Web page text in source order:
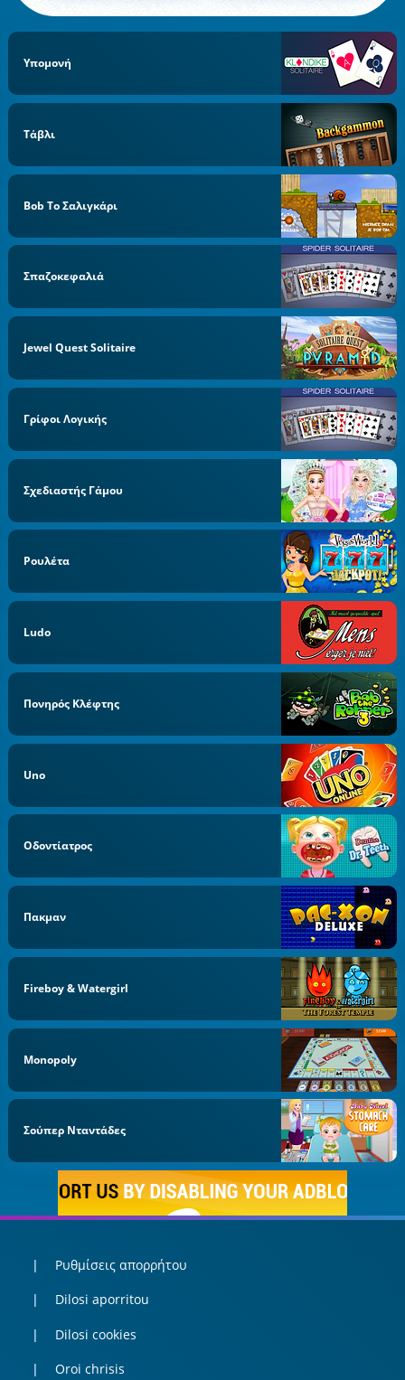
Υπομονή
Τάβλι
Bob Το Σαλιγκάρι
Σπαζοκεφαλιά
Jewel Quest Solitaire
Γρίφοι Λογικής
Σχεδιαστής Γάμου
Ρουλέτα
Ludo
Πονηρός Κλέφτης
Uno
Οδοντίατρος
Πακμαν
Fireboy & Watergirl
Monopoly
Σούπερ Νταντάδες
Ρυθμίσεις απορρήτου
Dilosi aporritou
Dilosi cookies
Oroi chrisis